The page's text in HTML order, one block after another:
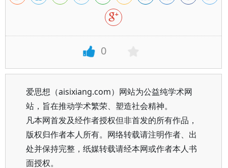
0
爱思想（aisixiang.com）网站为公益纯学术网
站，旨在推动学术繁荣、塑造社会精神。
凡本网首发及经作者授权但非首发的所有作品，
版权归作者本人所有。网络转载请注明作者、出
处并保持完整，纸媒转载请经本网或作者本人书
面授权。